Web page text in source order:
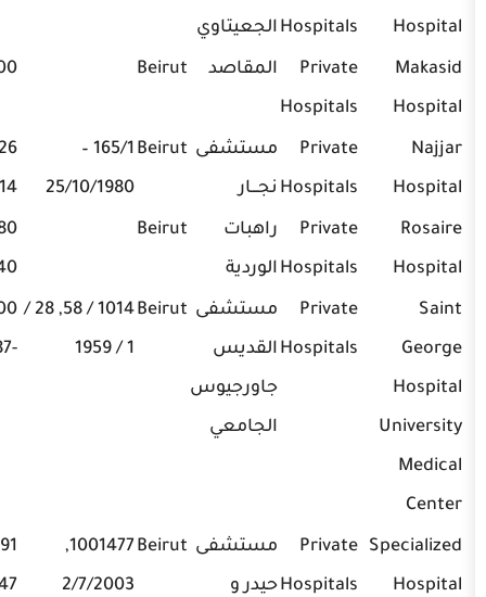
Hospitalsالجعيتاوي
Private
Hospitals
المقاصد Beirut
Private
Hospitals
مستشفى
نجـــار
Beirut
165/1 –
25/10/1980
01-346914
Private
Hospitals
راهبات
الوردية
Beirut
Private
Hospitals
مستشفى
القديس
جاورجيوس
الجامعي
Beirut
1014 / 58, 28 /
1 / 1959
01-441000
-1287
Private
Hospitals
مستشفى
حيدر و
Beirut
1001477,
2/7/2003
01-650547